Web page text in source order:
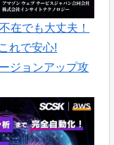
在でも大丈夫！
れで安心!
ジョンアップ攻